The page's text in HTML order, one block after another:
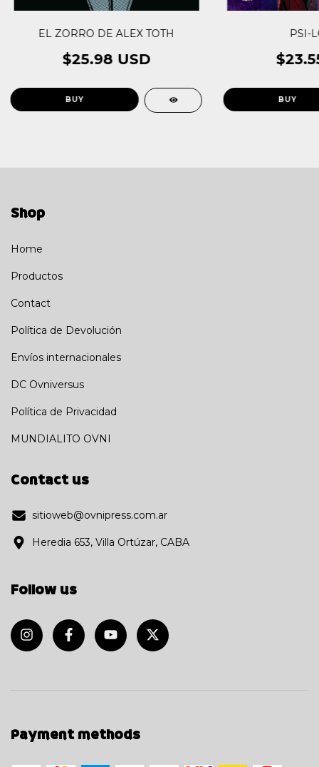
EL ZORRO DE ALEX TOTH
$25.98 USD
PSI-
Shop
Home
Productos
Contact
Política de Devolución
Envíos internacionales
DC Ovniversus
Política de Privacidad
MUNDIALITO OVNI
Contact us
sitioweb@ovnipress.com.ar
Heredia 653, Villa Ortúzar, CABA
Follow us
Payment methods